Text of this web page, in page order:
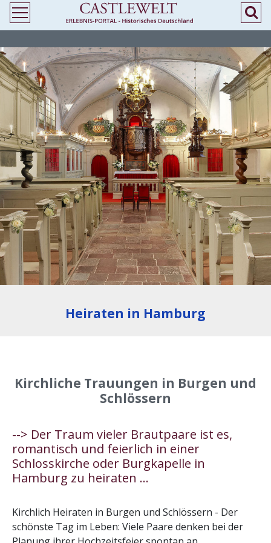
Castlewelt
Heiraten in Hamburg
Kirchliche Trauungen in Burgen und
Schlössern
--> Der Traum vieler Brautpaare ist es,
romantisch und feierlich in einer
Schlosskirche oder Burgkapelle in
Hamburg zu heiraten ...
Kirchlich Heiraten in Burgen und Schlössern - Der
schönste Tag im Leben: Viele Paare denken bei der